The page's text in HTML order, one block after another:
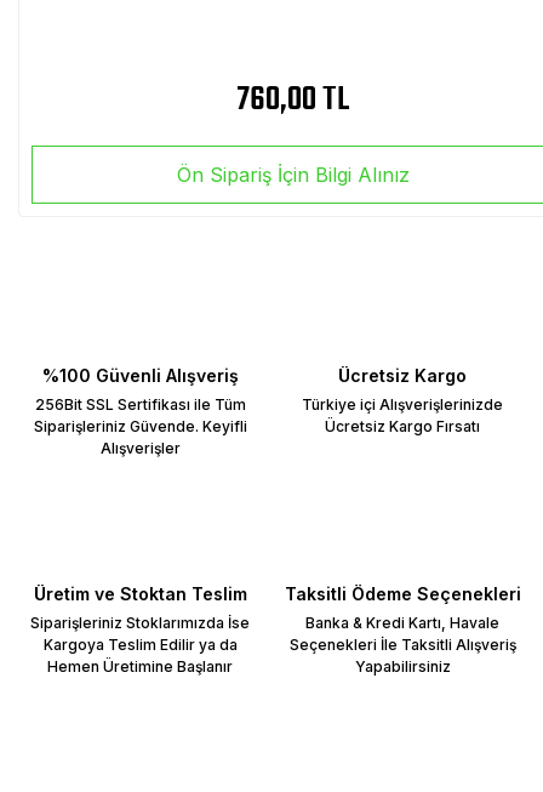
760,00 TL
Ön Sipariş İçin Bilgi Alınız
%100 Güvenli Alışveriş
256Bit SSL Sertifikası ile Tüm
Siparişleriniz Güvende. Keyifli
Alışverişler
Ücretsiz Kargo
Türkiye içi Alışverişlerinizde
Ücretsiz Kargo Fırsatı
Üretim ve Stoktan Teslim
Siparişleriniz Stoklarımızda İse
Kargoya Teslim Edilir ya da
Hemen Üretimine Başlanır
Taksitli Ödeme Seçenekleri
Banka & Kredi Kartı, Havale
Seçenekleri İle Taksitli Alışveriş
Yapabilirsiniz